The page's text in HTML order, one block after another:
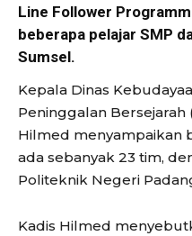
Line Follower
beberapa pelajar SMP
Sumsel.
Kepala Dinas
Peninggalan Bersejarah
Hilmed menyampaikan
ada sebanyak 23 tim,
Politeknik Negeri
Kadis Hilmed